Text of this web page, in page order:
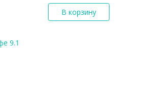
В корзину